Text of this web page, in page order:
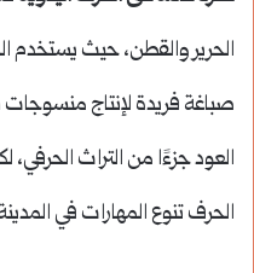
الحرير والقطن، حيث يستخدم
صباغة فريدة لإنتاج
العود جزءًا من التراث الحرفي،
الحرف تنوع المهارات في